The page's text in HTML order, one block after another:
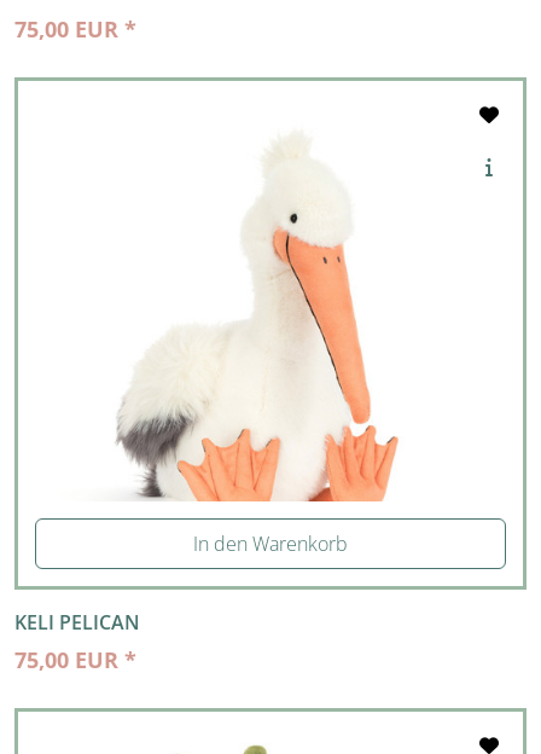
75,00 EUR *
In den Warenkorb
KELI PELICAN
75,00 EUR *